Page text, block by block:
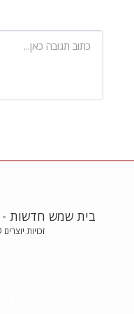
בית שמש חדשות
זכויות יוצרים © 2026 כל הזכויות